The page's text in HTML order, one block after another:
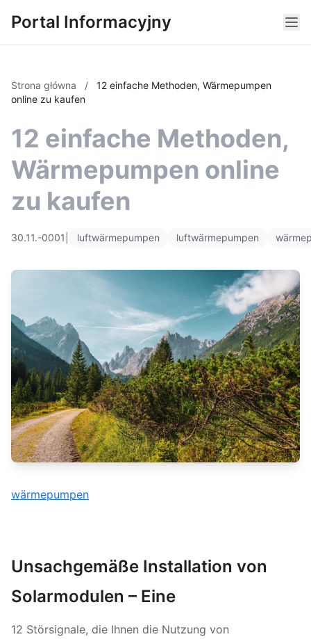
Portal Informacyjny
Strona główna /
12 einfache Methoden, Wärmepumpen
online zu kaufen
12 einfache Methoden,
Wärmepumpen online
zu kaufen
30.11.-0001 luftwärmepumpen luftwärmepumpen
wärmepumpen
Unsachgemäße Installation von
Solarmodulen – Eine
12 Störsignale, die Ihnen die Nutzung von